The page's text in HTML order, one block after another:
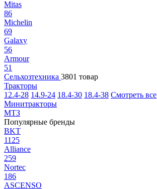
Mitas
86
Michelin
69
Galaxy
56
Armour
51
Сельхозтехника 3801 товар
Тракторы
12.4-28 14.9-24 18.4-30 18.4-38 Смотреть все
Минитракторы
МТЗ
Популярные бренды
BKT
1125
Alliance
259
Nortec
186
ASCENSO